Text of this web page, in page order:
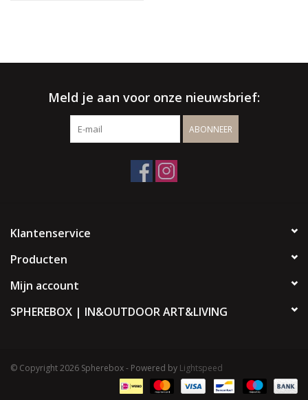
Meld je aan voor onze nieuwsbrief:
ABONNEER
Klantenservice
Producten
Mijn account
SPHEREBOX | IN&OUTDOOR ART&LIVING
© Copyright 2026 Spherebox - Powered by Lightspeed